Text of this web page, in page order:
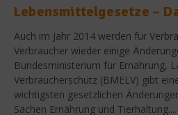
Lebensmittelgesetze –
Auch im Jahr 2014 werden für
Verbraucher wieder einige
Bundesministerium für Ernährung,
Verbraucherschutz (BMELV) gibt
wichtigsten gesetzlichen
Sachen Ernährung und Tierhaltung....